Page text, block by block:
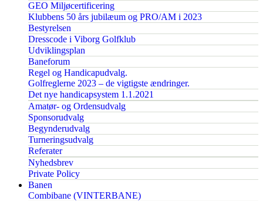
GEO Miljøcertificering
Klubbens 50 års jubilæum og PRO/AM i 2023
Bestyrelsen
Dresscode i Viborg Golfklub
Udviklingsplan
Baneforum
Regel og Handicapudvalg.
Golfreglerne 2023 – de vigtigste ændringer.
Det nye handicapsystem 1.1.2021
Amatør- og Ordensudvalg
Sponsorudvalg
Begynderudvalg
Turneringsudvalg
Referater
Nyhedsbrev
Private Policy
Banen
Combibane (VINTERBANE)